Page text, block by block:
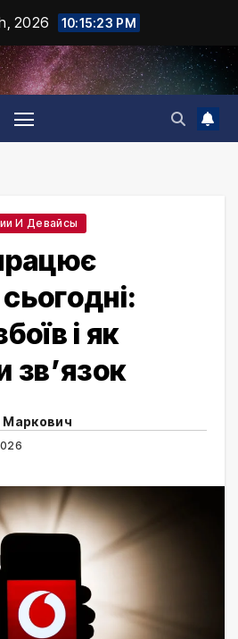
2026 10:15:24 PM
И Девайсы
і як
зв’язок
Маркович